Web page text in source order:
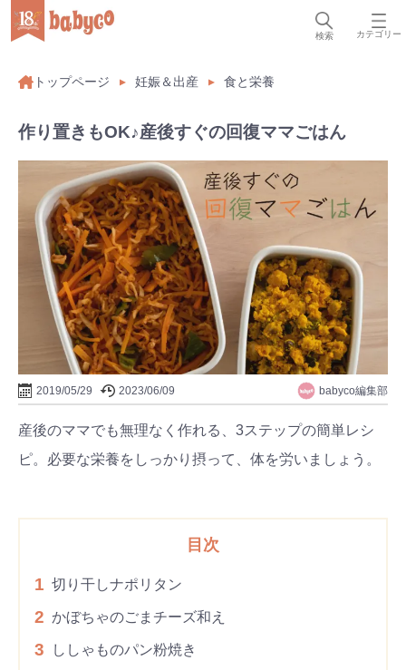
検索 カテゴリー
トップページ 妊娠＆出産 食と栄養
作り置きもOK♪産後すぐの回復ママごはん
2019/05/29 2023/06/09 babyco編集部
産後のママでも無理なく作れる、3ステップの簡単レシ
ピ。必要な栄養をしっかり摂って、体を労いましょう。
目次
1 切り干しナポリタン
2 かぼちゃのごまチーズ和え
3 ししゃものパン粉焼き